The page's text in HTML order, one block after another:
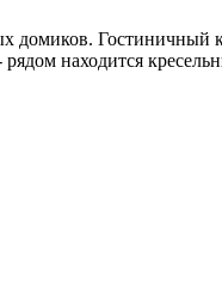
домиков. Гостиничный
находится